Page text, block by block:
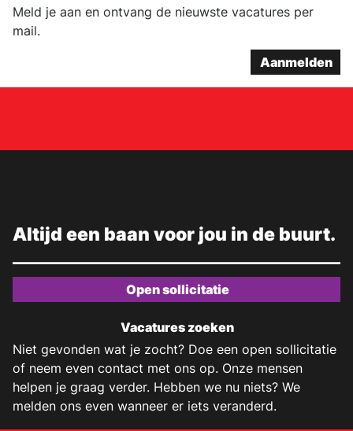
Meld je aan en ontvang de nieuwste vacatures per
mail.
Aanmelden
Altijd een baan voor jou in de buurt.
Open sollicitatie
Vacatures zoeken
Niet gevonden wat je zocht? Doe een open sollicitatie
of neem even contact met ons op. Onze mensen
helpen je graag verder. Hebben we nu niets? We
melden ons even wanneer er iets veranderd.